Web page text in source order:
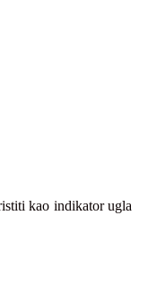
kao indikator ugla